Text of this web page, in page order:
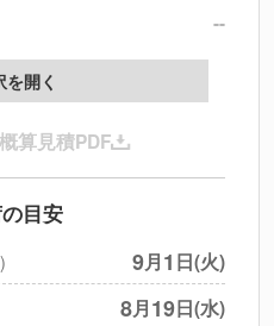
--
島 別途
円
※上記小計は税別です
を開く
概算見積PDF
目安
9月1 日(火)
8月19日(水)